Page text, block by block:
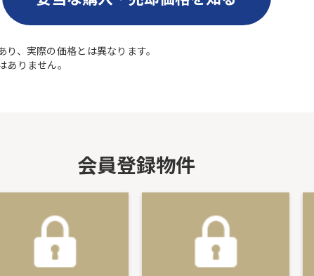
、実際の価格とは異なります。
りません。
会員登録物件